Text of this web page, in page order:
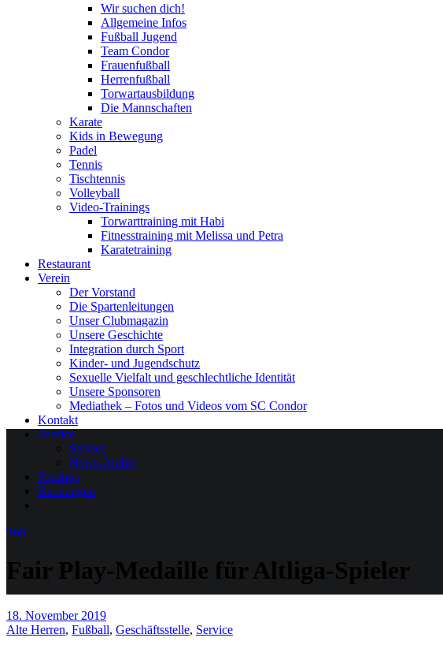
Wir suchen dich!
Allgemeine Infos
Fußball Jugend
Team Condor
Frauenfußball
Herrenfußball
Torwartausbildung
Die Mannschaften
Karate
Kids in Bewegung
Padel
Tennis
Tischtennis
Volleyball
Video-Trainings
Torwarttraining mit Habi
Fitnesstraining mit Melissa und Petra
Karatetraining
Restaurant
Verein
Der Vorstand
Die Spartenleitungen
Unser Clubmagazin
Unsere Geschichte
Integration durch Sport
Kinder- und Jugendschutz
Sexuelle Vielfalt und geschlechtliche Identität
Unsere Sponsoren
Mediathek – Fotos und Videos vom SC Condor
Kontakt
Service
Service
News-Archiv
Fanshop
Buchungen
Top
Fair Play-Medaille für Altliga-Spieler
18. November 2019
Alte Herren, Fußball, Geschäftsstelle, Service